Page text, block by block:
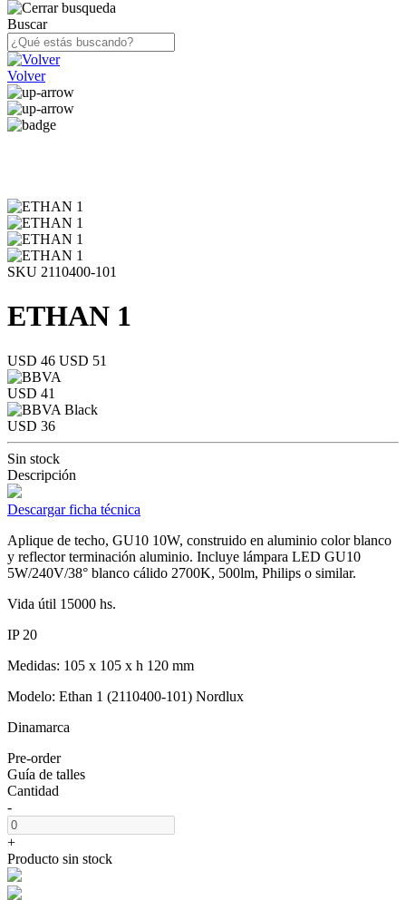
Buscar
Volver
SKU 2110400-101
ETHAN 1
USD 46 USD 51
USD 41
USD 36
Sin stock
Descripción
Descargar ficha técnica
Aplique de techo, GU10 10W, construido en aluminio color blanco
y reflector terminación aluminio. Incluye lámpara LED GU10
5W/240V/38° blanco cálido 2700K, 500lm, Philips o similar.
Vida útil 15000 hs.
IP 20
Medidas: 105 x 105 x h 120 mm
Modelo: Ethan 1 (2110400-101) Nordlux
Dinamarca
Pre-order
Guía de talles
Cantidad
-
+
Producto sin stock